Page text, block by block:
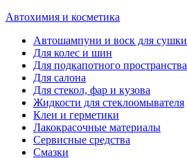
Автохимия и косметика
Автошампуни и воск для сушки
Для колес и шин
Для подкапотного пространства
Для салона
Для стекол, фар и кузова
Жидкости для стеклоомывателя
Клеи и герметики
Лакокрасочные материалы
Сервисные средства
Смазки